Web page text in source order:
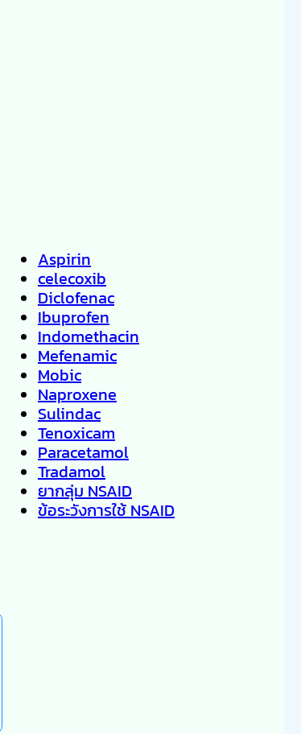
Aspirin
celecoxib
Diclofenac
Ibuprofen
Indomethacin
Mefenamic
Mobic
Naproxene
Sulindac
Tenoxicam
Paracetamol
Tradamol
ยากลุ่ม NSAID
ข้อระวังการใช้ NSAID